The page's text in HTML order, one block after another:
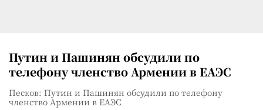
Путин и Пашинян обсудили по
телефону членство Армении в ЕАЭС
Песков: Путин и Пашинян обсудили по телефону
членство Армении в ЕАЭС